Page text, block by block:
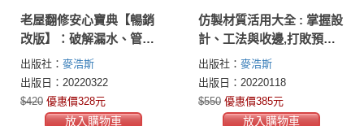
老屋翻修安心寶典【暢銷
改版】：破解漏水、管
線、結構、設備關鍵痛
點，放心住一輩子
出版社： 麥浩斯
出版日：20220322
$420 優惠價328元
放入購物車
仿製材質活用大全 : 掌握設
計、工法與收邊,打敗預算
創造效果最大值
出版社： 麥浩斯
出版日：20220118
$550 優惠價385元
放入購物車